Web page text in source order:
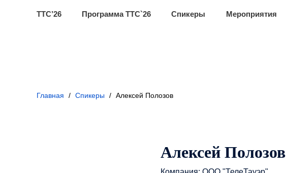
ТТС’26 Программа ТТС`26 Спикеры Мероприятия
Главная / Спикеры / Алексей Полозов
Алексей Полозов